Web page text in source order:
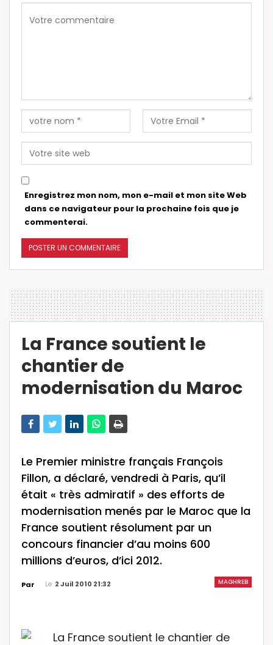
Enregistrez mon nom, mon e-mail et mon site Web
dans ce navigateur pour la prochaine fois que je
commenterai.
La France soutient le
chantier de
modernisation du Maroc
Le Premier ministre français François
Fillon, a déclaré, vendredi à Paris, qu’il
était « très admiratif » des efforts de
modernisation menés par le Maroc que la
France soutient résolument par un
concours financier d’au moins 600
millions d’euros, d’ici 2012.
MAGHREB
Par Le 2 Juil 2010 21:32